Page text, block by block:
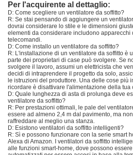
Per l'acquirente al dettaglio:
D: Come scegliere un ventilatore da soffitto?
R: Se stai pensando di aggiungere un
dovrai considerare lo stile e le dimensioni
elementi da considerare includono apparecchi
telecomandi.
D: Come installo un ventilatore da soffitto?
R: L'installazione di un ventilatore da soffitto è
parte dei proprietari di case può svolgere. Se
svolgere il lavoro, assumi un elettricista che
decidi di intraprendere il progetto da solo,
le istruzioni del produttore. Una delle cose più
ricordare è disattivare l'alimentazione della tua
D: Quale lunghezza di asta di prolunga deve
ventilatore da soffitto?
R: Per prestazioni ottimali, le pale del
essere ad almeno 2,4 m dal pavimento, ma
raffreddare al meglio una stanza.
D: Esistono ventilatori da soffitto intelligenti?
R: Sì e possono funzionare con la serie smart
Alexa di Amazon. I ventilatori da soffitto
alle funzioni smart-home, dove possono